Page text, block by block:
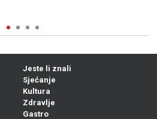
Jeste li znali
Sjećanje
Kultura
Zdravlje
Gastro